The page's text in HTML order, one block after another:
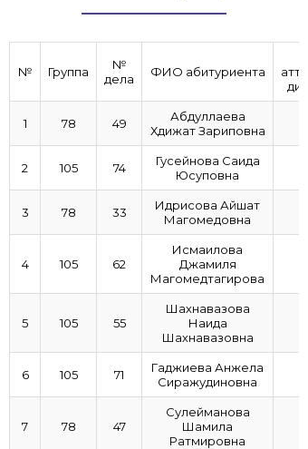
№ Группа
№
дела
ФИО абитуриента
1 78 49
Абдуллаева
Хдижат Зариповна
2 105 74
Гусейнова Саида
Юсуповна
3 78 33
Идрисова Айшат
Магомедовна
4 105 62
Исмаилова
Джамиля
Магомедтагирова
5 105 55
Шахнавазова
Наида
Шахнавазовна
6 105 71
Гаджиева Анжела
Сиражудиновна
7 78 47
Сулейманова
Шамила
Ратмировна